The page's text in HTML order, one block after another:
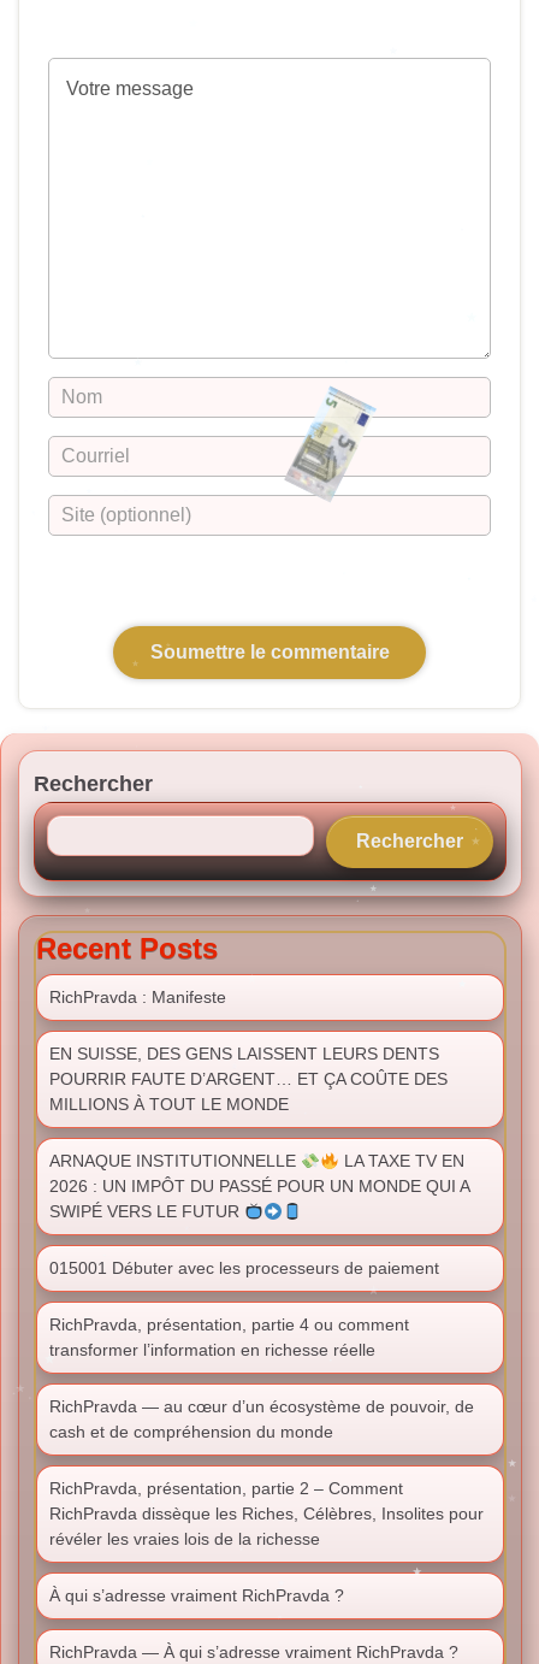
Rechercher
Rechercher
Recent Posts
RichPravda : Manifeste
EN SUISSE, DES GENS LAISSENT LEURS DENTS
POURRIR FAUTE D’ARGENT… ET ÇA COÛTE DES
MILLIONS À TOUT LE MONDE
ARNAQUE INSTITUTIONNELLE
LA TAXE TV EN
2026 : UN IMPÔT DU PASSÉ POUR UN MONDE QUI A
SWIPÉ VERS LE FUTUR
015001 Débuter avec les processeurs de paiement
RichPravda, présentation, partie 4 ou comment
transformer l’information en richesse réelle
RichPravda — au cœur d’un écosystème de pouvoir, de
cash et de compréhension du monde
RichPravda, présentation, partie 2 – Comment
RichPravda dissèque les Riches, Célèbres, Insolites pour
révéler les vraies lois de la richesse
À qui s’adresse vraiment RichPravda ?
RichPravda — À qui s’adresse vraiment RichPravda ?